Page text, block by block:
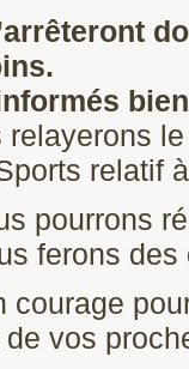
relayerons
relatif
pourrons
ferons
courage
vos